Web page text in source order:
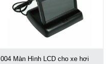
004 Màn Hình LCD cho xe hơi